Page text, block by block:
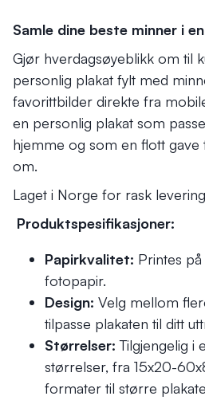
Samle dine beste minner i
Gjør hverdagsøyeblikk om til
personlig plakat fylt med
favorittbilder direkte fra
en personlig plakat som
hjemme og som en flott gave
om.
Laget i Norge for rask
Produktspesifikasjoner:
Papirkvalitet: Printes
fotopapir.
Design: Velg mellom
tilpasse plakaten til ditt
Størrelser: Tilgjengelig i
størrelser, fra 15x20-
formater til større